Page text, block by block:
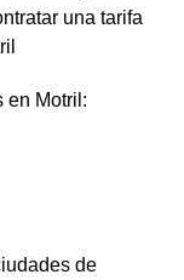
una tarifa
en Motril:
de